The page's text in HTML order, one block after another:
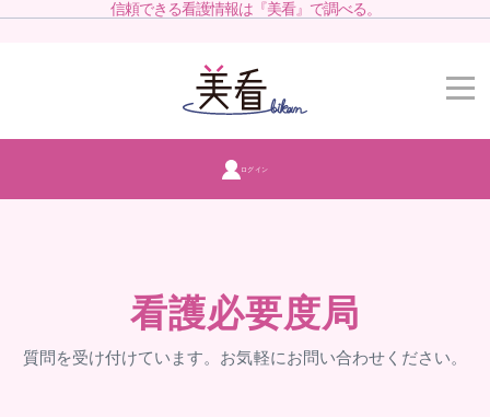
信頼できる看護情報は『美看』で調べる。
ログイン
看護必要度局
質問を受け付けています。お気軽にお問い合わせください。